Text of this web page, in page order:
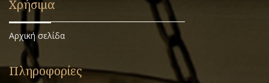
Χρήσιμα
Αρχική σελίδα
Πληροφορίες